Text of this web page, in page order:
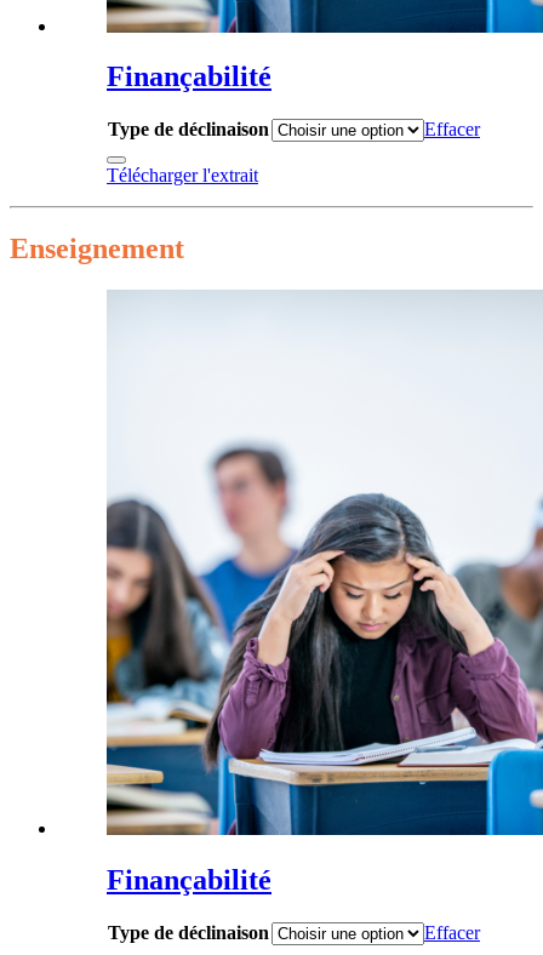
Finançabilité
Type de déclinaison Effacer
Télécharger l'extrait
Enseignement
Finançabilité
Type de déclinaison Effacer